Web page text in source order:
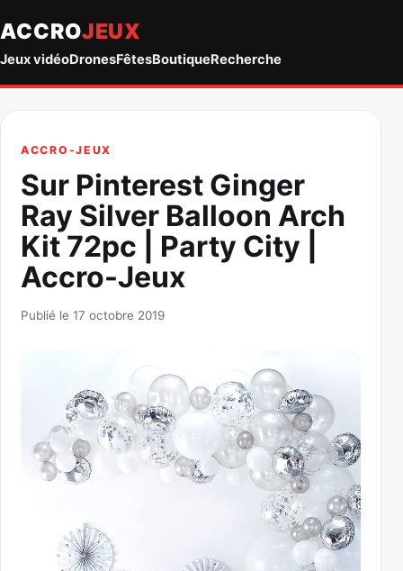
ACCROJEUX
Jeux vidéoDronesFêtesBoutiqueRecherche
ACCRO-JEUX
Sur Pinterest Ginger
Ray Silver Balloon Arch
Kit 72pc | Party City |
Accro-Jeux
Publié le 17 octobre 2019